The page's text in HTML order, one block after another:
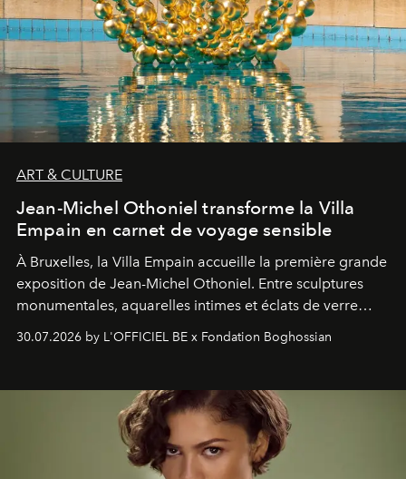
ART & CULTURE
Jean-Michel Othoniel transforme la Villa
Empain en carnet de voyage sensible
À Bruxelles, la Villa Empain accueille la première grande
exposition de Jean-Michel Othoniel. Entre sculptures
monumentales, aquarelles intimes et éclats de verre
émotionnel où chaque œuvre devient le souvenir
émerveillement.
30.07.2026 by L'OFFICIEL BE x Fondation Boghossian